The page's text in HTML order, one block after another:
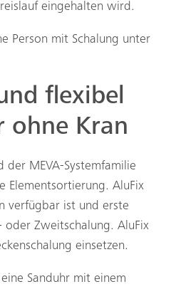
eingehalten wird.
flexibel
ohne Kran
MEVA-Systemfamilie
Elementsortierung. AluFix
verfügbar ist und erste
oder Zweitschalung. AluFix
einsetzen.